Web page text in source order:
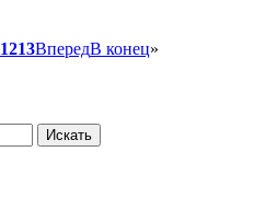
1213ВпередВ конец»